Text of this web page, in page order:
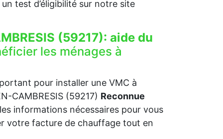
test d’éligibilité sur notre site
(59217): aide du
les ménages à
pour installer une VMC à
CAMBRESIS (59217) Reconnue
informations nécessaires pour vous
votre facture de chauffage tout en